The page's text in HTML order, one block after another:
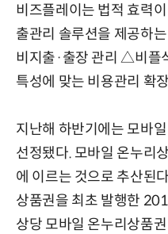
비즈플레이는 법적 효력
출관리 솔루션을 제공하
비지출·출장 관리 △비플
특성에 맞는 비용관리 확
지난해 하반기에는 모바
선정됐다. 모바일 온누리
에 이르는 것으로 추산된
상품권을 최초 발행한
상당 모바일 온누리상품